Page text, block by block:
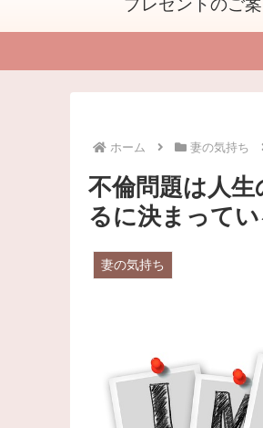
プレゼントのご
ホーム 妻の気持ち
不倫問題は人
るに決まってい
妻の気持ち